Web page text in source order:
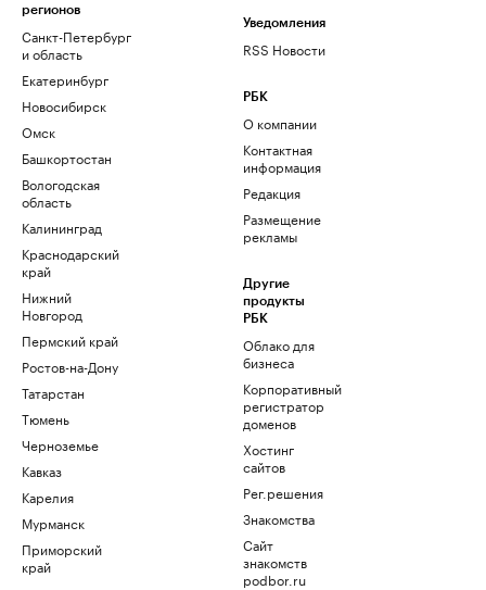
регионов
Санкт-Петербург
и область
Екатеринбург
Новосибирск
Омск
Башкортостан
Вологодская
область
Калининград
Краснодарский
край
Нижний
Новгород
Пермский край
Ростов-на-Дону
Татарстан
Тюмень
Черноземье
Кавказ
Карелия
Мурманск
Приморский
край
Уведомления
RSS Новости
РБК
О компании
Контактная
информация
Редакция
Размещение
рекламы
Другие
продукты
РБК
Облако для
бизнеса
Корпоративный
регистратор
доменов
Хостинг
сайтов
Рег.решения
Знакомства
Сайт
знакомств
podbor.ru